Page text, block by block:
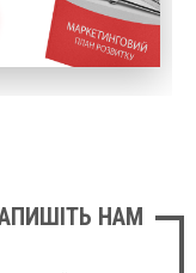
НАМ